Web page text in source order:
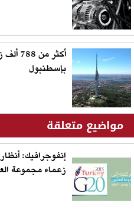
أكثر
بإسطنبول
مواضيع متعلقة
إنفوجرافيك:
زعماء مجموعة